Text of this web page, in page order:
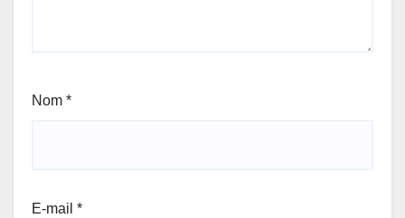
Nom *
E-mail *